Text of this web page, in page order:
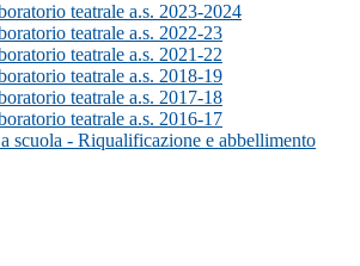
teatrale a.s. 2023-2024
teatrale a.s. 2022-23
teatrale a.s. 2021-22
teatrale a.s. 2018-19
teatrale a.s. 2017-18
teatrale a.s. 2016-17
a scuola - Riqualificazione e abbellimento